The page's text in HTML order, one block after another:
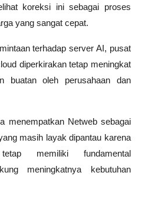
koreksi ini sebagai proses
yang sangat cepat.
terhadap server AI, pusat
diperkirakan tetap meningkat
buatan oleh perusahaan dan
menempatkan Netweb sebagai
masih layak dipantau karena
memiliki fundamental
meningkatnya kebutuhan